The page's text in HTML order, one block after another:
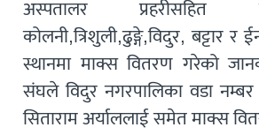
अस्पतालर प्रहरीसहित
कोलनी,त्रिशुली,ढुङ्गे,विदुर, बट्टार र
स्थानमा माक्स वितरण गरेको
संघले विदुर नगरपालिका वडा
सिताराम अर्याललाई समेत माक्स